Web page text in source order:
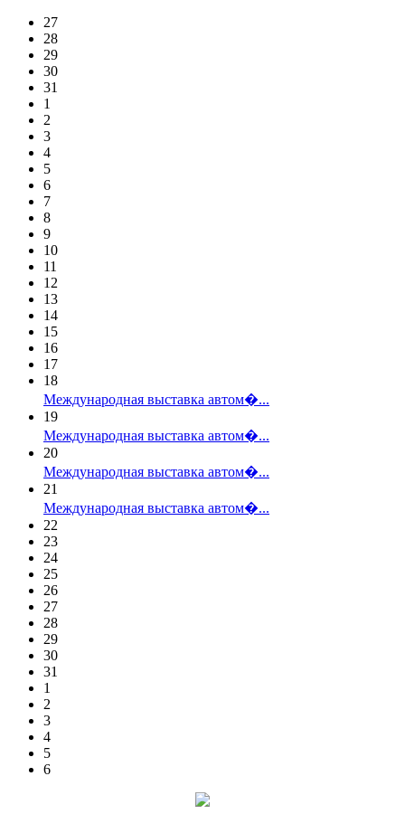
27
28
29
30
31
1
2
3
4
5
6
7
8
9
10
11
12
13
14
15
16
17
18
Международная выставка автом�...
19
Международная выставка автом�...
20
Международная выставка автом�...
21
Международная выставка автом�...
22
23
24
25
26
27
28
29
30
31
1
2
3
4
5
6